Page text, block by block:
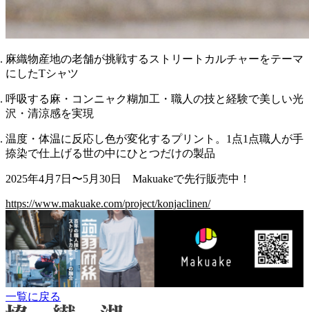
麻織物産地の老舗が挑戦するストリートカルチャーをテーマ
にしたTシャツ
呼吸する麻・コンニャク糊加工・職人の技と経験で美しい光
沢・清涼感を実現
温度・体温に反応し色が変化するプリント。1点1点職人が手
捺染で仕上げる世の中にひとつだけの製品
2025年4月7日〜5月30日 Makuakeで先行販売中！
https://www.makuake.com/project/konjaclinen/
一覧に戻る